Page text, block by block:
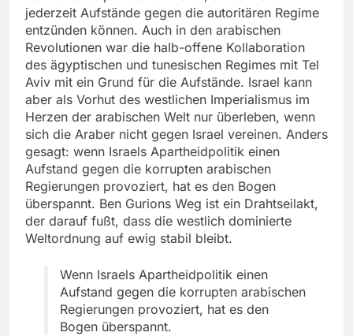
jederzeit Aufstände gegen die autoritären Regime
entzünden können. Auch in den arabischen
Revolutionen war die halb-offene Kollaboration
des ägyptischen und tunesischen Regimes mit Tel
Aviv mit ein Grund für die Aufstände. Israel kann
aber als Vorhut des westlichen Imperialismus im
Herzen der arabischen Welt nur überleben, wenn
sich die Araber nicht gegen Israel vereinen. Anders
gesagt: wenn Israels Apartheidpolitik einen
Aufstand gegen die korrupten arabischen
Regierungen provoziert, hat es den Bogen
überspannt. Ben Gurions Weg ist ein Drahtseilakt,
der darauf fußt, dass die westlich dominierte
Weltordnung auf ewig stabil bleibt.
Wenn Israels Apartheidpolitik einen
Aufstand gegen die korrupten arabischen
Regierungen provoziert, hat es den
Bogen überspannt.